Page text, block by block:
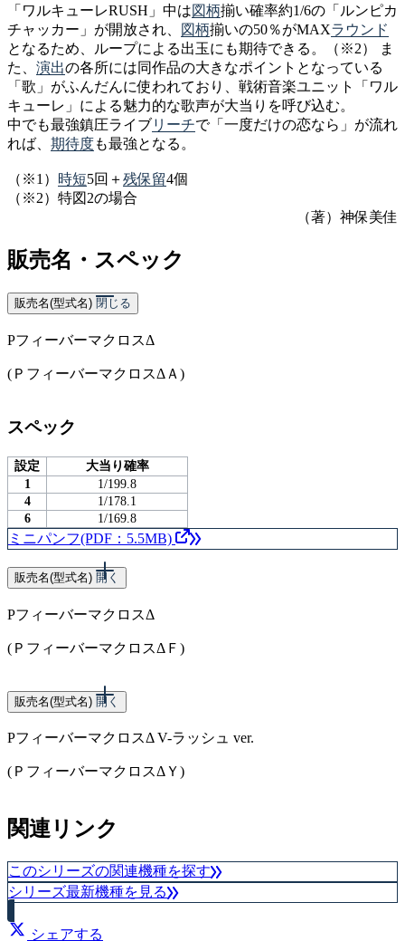
「ワルキューレRUSH」中は図柄揃い確率約1/6の「ルンピカ
チャッカー」が開放され、
図柄揃いの50％がMAXラウンド
となるため、ループによる出玉にも期待できる。（※2） ま
た、 演出の各所には同作品の大きなポイントとなっている
「歌」がふんだんに使われており、戦術音楽ユニット「ワル
キューレ」による魅力的な歌声が大当りを呼び込む。
中でも最強鎮圧ライブリーチで「一度だけの恋なら」が流れ
れば、 期待度も最強となる。
（※1） 時短5回＋残保留4個
（※2）特図2の場合
（著）神保美佳
販売名・スペック
販売名(型式名) 閉じる
PフィーバーマクロスΔ
(ＰフィーバーマクロスΔＡ)
スペック
設定
大当り確率
1
1/199.8
4
1/178.1
6
1/169.8
ミニパンフ(PDF：5.5MB)
販売名(型式名) 開く
PフィーバーマクロスΔ
(ＰフィーバーマクロスΔＦ)
スペック
大当り確率（1/199.8）
販売名(型式名) 開く
PフィーバーマクロスΔ V-ラッシュ ver.
(ＰフィーバーマクロスΔＹ)
スペック
設定
大当り確率
1
1/99.9
2
1/95.3
4
1/85.8
関連リンク
このシリーズの関連機種を探す
シリーズ最新機種を見る
シェアする